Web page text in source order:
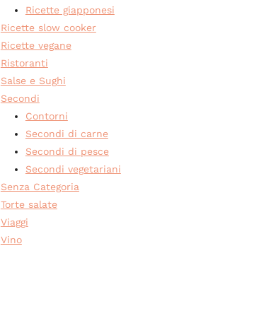
Ricette giapponesi
Ricette slow cooker
Ricette vegane
Ristoranti
Salse e Sughi
Secondi
Contorni
Secondi di carne
Secondi di pesce
Secondi vegetariani
Senza Categoria
Torte salate
Viaggi
Vino